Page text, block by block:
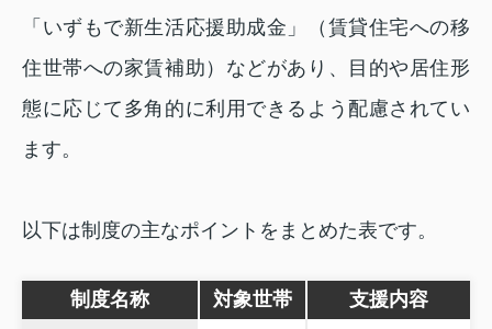
「いずもで新生活応援助成金」（賃貸住宅への移
住世帯への家賃補助）などがあり、目的や居住形
態に応じて多角的に利用できるよう配慮されてい
ます。
以下は制度の主なポイントをまとめた表です。
制度名称 対象世帯 支援内容